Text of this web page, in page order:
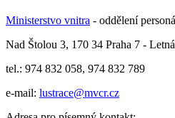
Ministerstvo vnitra - oddělení
Nad Štolou 3, 170 34 Praha 7 - Letná
tel.: 974 832 058, 974 832 789
e-mail: lustrace@mvcr.cz